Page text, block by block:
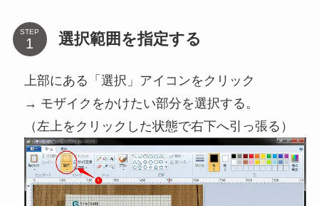
STEP 選択範囲を指定する
上部にある「選択」アイコンをクリック
→ モザイクをかけたい部分を選択する。
（左上をクリックした状態で右下へ引っ張る）